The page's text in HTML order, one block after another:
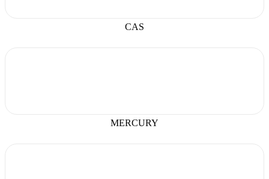
CAS
MERCURY